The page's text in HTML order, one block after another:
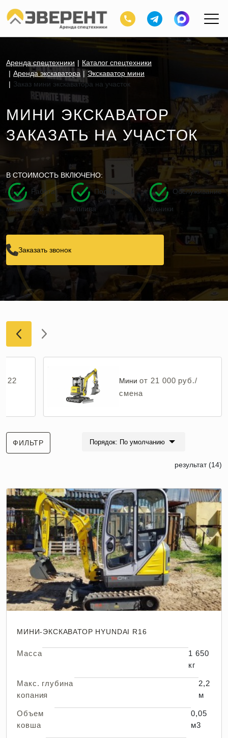
Аренда спецтехники
Каталог спецтехники
Аренда экскаватора
Экскаватор мини
Заказ мини экскаватора на участок
МИНИ ЭКСКАВАТОР
ЗАКАЗАТЬ НА УЧАСТОК
В СТОИМОСТЬ ВКЛЮЧЕНО:
Работа
машиниста
Полный бак
топлива
Обслуживание
техники
Заказать звонок
22 Мини от 21 000 руб./
смена
ФИЛЬТР Порядок: По умолчанию
результат (14)
МИНИ-ЭКСКАВАТОР HYUNDAI R16
Масса
1 650
кг
Макс. глубина
копания
2,2
м
Объем
ковша
0,05
м3